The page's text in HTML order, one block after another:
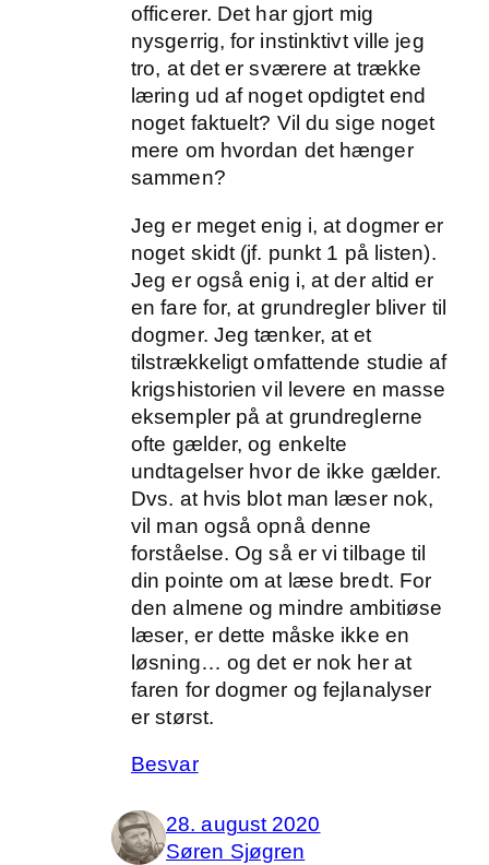
officerer. Det har gjort mig
nysgerrig, for instinktivt ville jeg
tro, at det er sværere at trække
læring ud af noget opdigtet end
noget faktuelt? Vil du sige noget
mere om hvordan det hænger
sammen?
Jeg er meget enig i, at dogmer er
noget skidt (jf. punkt 1 på listen).
Jeg er også enig i, at der altid er
en fare for, at grundregler bliver til
dogmer. Jeg tænker, at et
tilstrækkeligt omfattende studie af
krigshistorien vil levere en masse
eksempler på at grundreglerne
ofte gælder, og enkelte
undtagelser hvor de ikke gælder.
Dvs. at hvis blot man læser nok,
vil man også opnå denne
forståelse. Og så er vi tilbage til
din pointe om at læse bredt. For
den almene og mindre ambitiøse
læser, er dette måske ikke en
løsning… og det er nok her at
faren for dogmer og fejlanalyser
er størst.
Besvar
28. august 2020
Søren Sjøgren